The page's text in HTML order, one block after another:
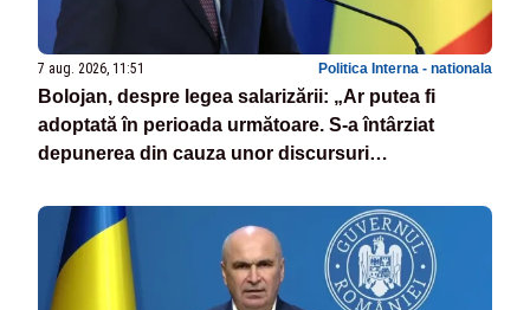
7 aug. 2026, 11:51 Politica Interna - nationala
Bolojan, despre legea salarizării: „Ar putea fi
adoptată în perioada următoare. S-a întârziat
depunerea din cauza unor discursuri